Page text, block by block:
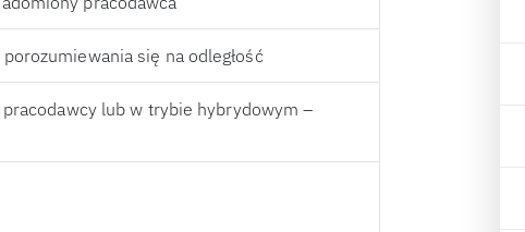
się na odległość
pracodawcy lub w trybie hybrydowym –